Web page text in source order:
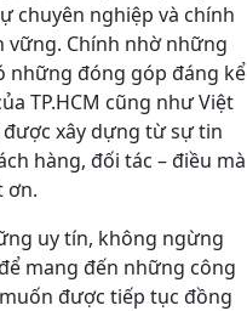
chuyên nghiệp và chính
Chính nhờ những
những đóng góp đáng kể
TP.HCM cũng như Việt
được xây dựng từ sự tin
hàng, đối tác – điều mà
ơn.
uy tín, không ngừng
mang đến những công
được tiếp tục đồng